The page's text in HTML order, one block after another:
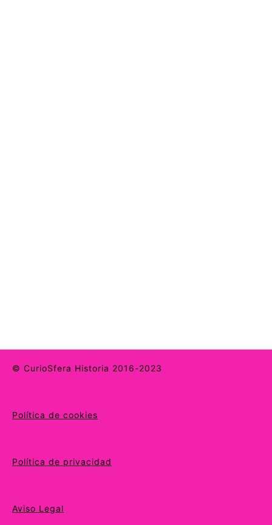
© CurioSfera Historia 2016-2023
Política de cookies
Política de privacidad
Aviso Legal